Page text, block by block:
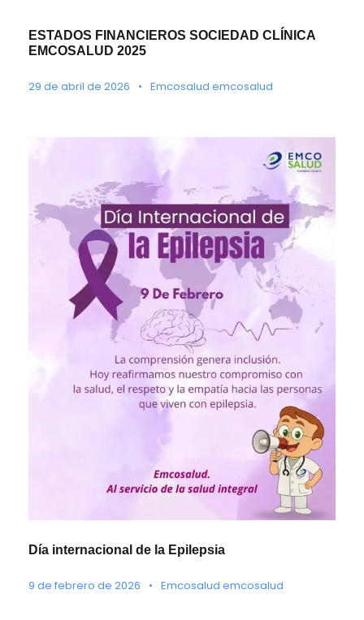
ESTADOS FINANCIEROS SOCIEDAD CLÍNICA
EMCOSALUD 2025
29 de abril de 2026 • Emcosalud emcosalud
Día internacional de la Epilepsia
9 de febrero de 2026 • Emcosalud emcosalud